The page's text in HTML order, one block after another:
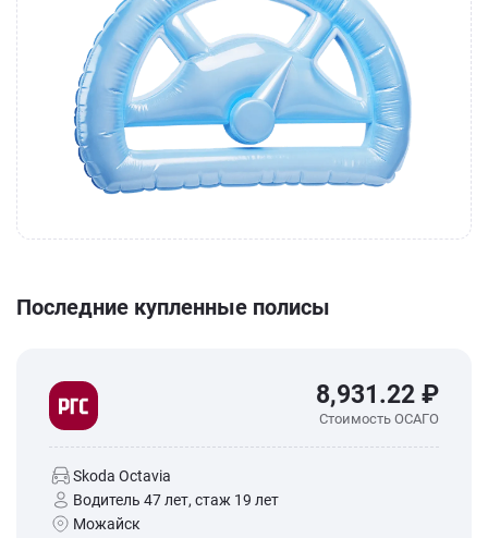
Последние купленные полисы
8,931.22 ₽
Стоимость ОСАГО
Skoda Octavia
Водитель 47 лет, стаж 19 лет
Можайск